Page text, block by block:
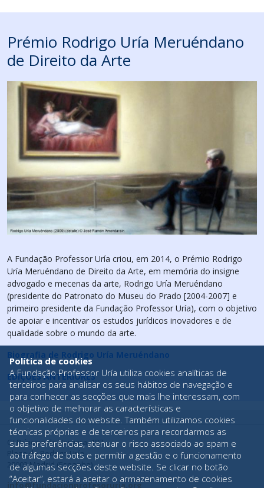
Prémio Rodrigo Uría Meruéndano
de Direito da Arte
A Fundação Professor Uría criou, em 2014, o Prémio Rodrigo
Uría Meruéndano de Direito da Arte, em memória do insigne
advogado e mecenas da arte, Rodrigo Uría Meruéndano
(presidente do Patronato do Museu do Prado [2004-2007] e
primeiro presidente da Fundação Professor Uría), com o objetivo
de apoiar e incentivar os estudos jurídicos inovadores e de
qualidade sobre o mundo da arte.
Biografia de Rodrigo Uría Meruéndano
EDIÇÕES ANTERIORES
C/ Príncipe de Vergara, 187
Plaza de Rodrigo Uría
28002 Madrid (Espanha)
info@fundacionprofesoruria.org
Política de cookies
A Fundação Professor Uría utiliza cookies analíticas de
terceiros para analisar os seus hábitos de navegação e
para conhecer as secções que mais lhe interessam, com
o objetivo de melhorar as características e
funcionalidades do website. Também utilizamos cookies
técnicas próprias e de terceiros para recordarmos as
suas preferências, atenuar o risco associado ao spam e
ao tráfego de bots e permitir a gestão e o funcionamento
de algumas secções deste website. Se clicar no botão
“Aceitar”, estará a aceitar o armazenamento de cookies